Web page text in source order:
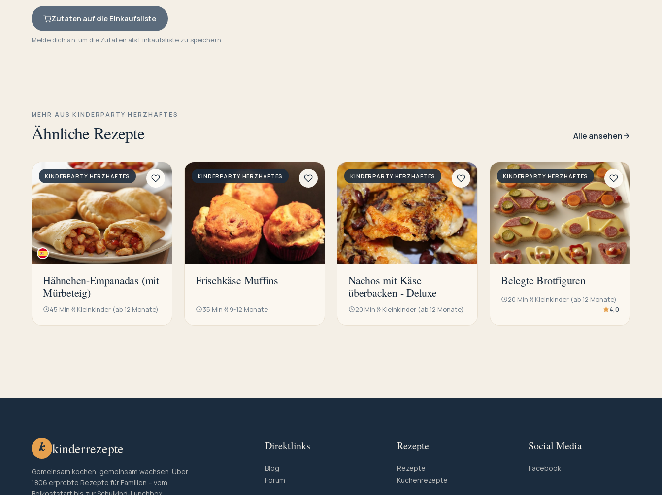
Zutaten auf die Einkaufsliste
Melde dich an, um die Zutaten als Einkaufsliste zu speichern.
MEHR AUS KINDERPARTY HERZHAFTES
Ähnliche Rezepte Alle ansehen
KINDERPARTY HERZHAFTES
Hähnchen-Empanadas (mit
Mürbeteig)
45 Min Kleinkinder (ab 12 Monate)
KINDERPARTY HERZHAFTES
Frischkäse Muffins
35 Min 9-12 Monate
KINDERPARTY HERZHAFTES
Nachos mit Käse
überbacken - Deluxe
20 Min Kleinkinder (ab 12 Monate)
KINDERPARTY HERZHAFTES
Belegte Brotfiguren
20 Min
Kleinkinder (ab 12 Monate)
4,0
k kinderrezepte
Gemeinsam kochen, gemeinsam wachsen. Über
1806 erprobte Rezepte für Familien – vom
Direktlinks
Blog
Forum
Rezepte
Rezepte
Kuchenrezepte
Social Media
Facebook